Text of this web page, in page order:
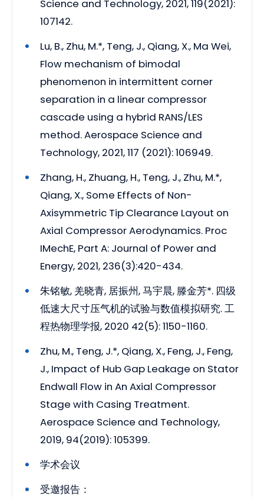
Science and Technology, 2021, 119(2021):
107142.
Lu, B., Zhu, M.*, Teng, J., Qiang, X., Ma Wei,
Flow mechanism of bimodal
phenomenon in intermittent corner
separation in a linear compressor
cascade using a hybrid RANS/LES
method. Aerospace Science and
Technology, 2021, 117 (2021): 106949.
Zhang, H., Zhuang, H., Teng, J., Zhu, M.*,
Qiang, X., Some Effects of Non-
Axisymmetric Tip Clearance Layout on
Axial Compressor Aerodynamics. Proc
IMechE, Part A: Journal of Power and
Energy, 2021, 236(3):420-434.
朱铭敏, 羌晓青, 居振州, 马宇晨, 滕金芳*. 四级
低速大尺寸压气机的试验与数值模拟研究. 工
程热物理学报, 2020 42(5): 1150-1160.
Zhu, M., Teng, J.*, Qiang, X., Feng, J., Feng,
J., Impact of Hub Gap Leakage on Stator
Endwall Flow in An Axial Compressor
Stage with Casing Treatment.
Aerospace Science and Technology,
2019, 94(2019): 105399.
学术会议
受邀报告：